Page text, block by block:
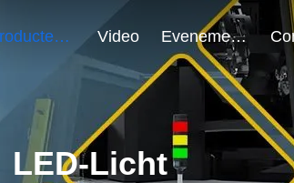
Producten Video Evenementen
LED-Licht